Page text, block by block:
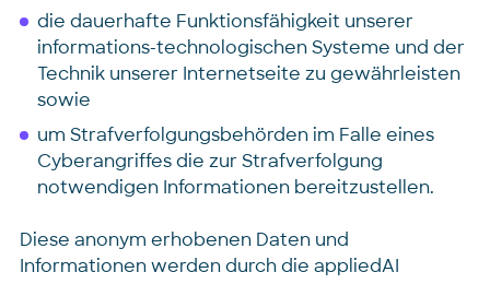
die dauerhafte Funktionsfähigkeit unserer
informations-technologischen Systeme und der
Technik unserer Internetseite zu gewährleisten
sowie
um Strafverfolgungsbehörden im Falle eines
Cyberangriffes die zur Strafverfolgung
notwendigen Informationen bereitzustellen.
Diese anonym erhobenen Daten und
Informationen werden durch die appliedAI